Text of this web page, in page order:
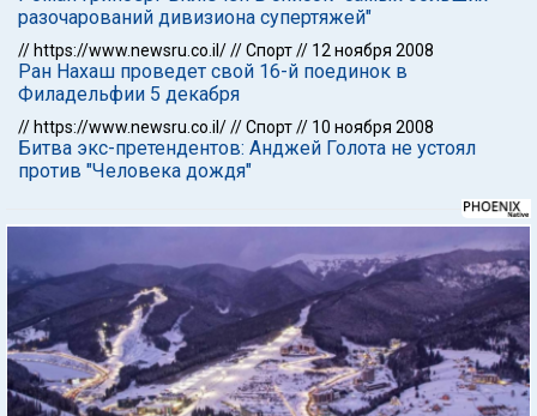
разочарований дивизиона супертяжей"
// https://www.newsru.co.il///Спорт// 12 ноября 2008
Ран Нахаш проведет свой 16-й поединок в
Филадельфии 5 декабря
// https://www.newsru.co.il///Спорт// 10 ноября 2008
Битва экс-претендентов: Анджей Голота не устоял
против "Человека дождя"